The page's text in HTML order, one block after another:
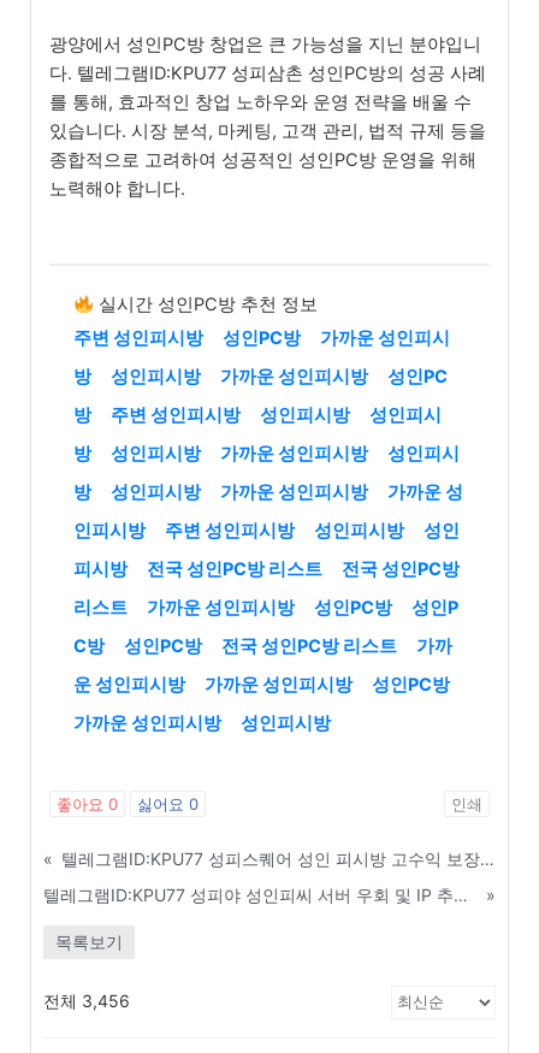
광양에서 성인PC방 창업은 큰 가능성을 지닌 분야입니
다. 텔레그램ID:KPU77 성피삼촌 성인PC방의 성공 사례
를 통해, 효과적인 창업 노하우와 운영 전략을 배울 수
있습니다. 시장 분석, 마케팅, 고객 관리, 법적 규제 등을
종합적으로 고려하여 성공적인 성인PC방 운영을 위해
노력해야 합니다.
실시간 성인PC방 추천 정보
주변 성인피시방
성인PC방
가까운 성인피시
방
성인피시방 가까운 성인피시방
성인PC
방
주변 성인피시방 성인피시방
성인피시
방
성인피시방 가까운 성인피시방
성인피시
방
성인피시방 가까운 성인피시방
가까운 성
인피시방
주변 성인피시방 성인피시방
성인
피시방
전국 성인PC방 리스트
전국 성인PC방
리스트
가까운 성인피시방 성인PC방
성인P
C방
성인PC방 전국 성인PC방 리스트
가까
운 성인피시방
가까운 성인피시방
성인PC방
가까운 성인피시방
성인피시방
좋아요 0 싫어요 0 인쇄
«
텔레그램ID:KPU77 성피스퀘어 성인 피시방 고수익 보장 잭팟 및 슬롯 이벤트 세팅 - 순천
텔레그램ID:KPU77 성피야 성인피씨 서버 우회 및 IP 추적 방지 보안 세팅법 - 예산
»
목록보기
전체 3,456